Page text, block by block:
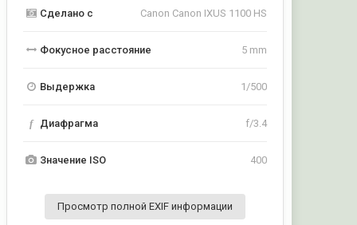
Сделано с Canon Canon IXUS 1100 HS
Фокусное расстояние 5 mm
Выдержка 1/500
f Диафрагма f/3.4
Значение ISO 400
Просмотр полной EXIF информации